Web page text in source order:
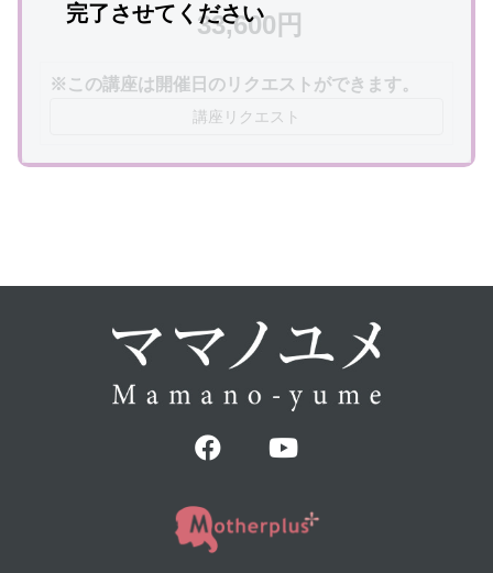
33,600円
※この講座は開催日のリクエストができます。
講座リクエスト
完了させてください